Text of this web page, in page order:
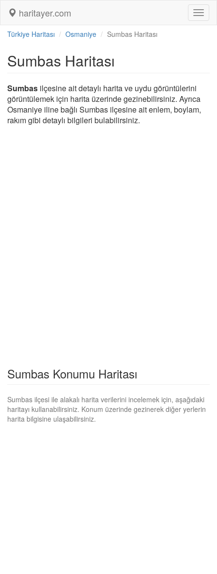
haritayer.com
Türkiye Haritası Osmaniye Sumbas Haritası
Sumbas Haritası
Sumbas ilçesine ait detaylı harita ve uydu görüntülerini
görüntülemek için harita üzerinde gezinebilirsiniz. Ayrıca
Osmaniye iline bağlı Sumbas ilçesine ait enlem, boylam,
rakım gibi detaylı bilgileri bulabilirsiniz.
Sumbas Konumu Haritası
Sumbas ilçesi ile alakalı harita verilerini incelemek için, aşağıdaki
haritayı kullanabilirsiniz. Konum üzerinde gezinerek diğer yerlerin
harita bilgisine ulaşabilirsiniz.